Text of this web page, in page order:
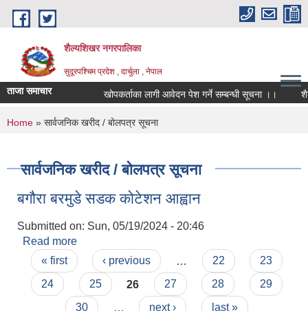
Skip to main content
शैल्यशिखर नगरपालिका
सुदूरपश्चिम प्रदेश , दार्चुला , नेपाल
ताजा समाचार खोपकर्ताका लागी आवेदन पेश गर्ने सम्बन्धी सूचना ।।
You are here
Home » सार्वजनिक खरीद / बोलपत्र सूचना
सार्वजनिक खरीद / बोलपत्र सूचना
बगौरा बरमुडे सडक कोटेशन आह्वान
Submitted on: Sun, 05/19/2024 - 20:46
Read more
Pages
« first ‹ previous 22
23
24
25 26 27 28
29
30
next › last »